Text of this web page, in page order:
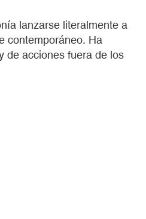
lanzarse literalmente a
contemporáneo. Ha
de acciones fuera de los